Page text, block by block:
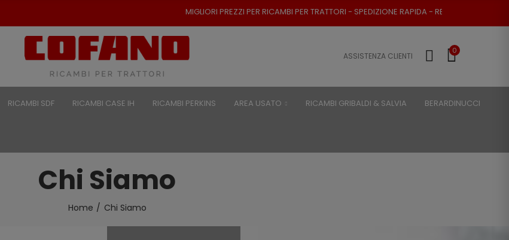
MIGLIORI PREZZI PER RICAMBI PER TRATTORI - SPEDIZIONE RAPIDA - RESO POSSIBILE
ASSISTENZA CLIENTI
0
RICAMBI SDF RICAMBI CASE IH RICAMBI PERKINS AREA USATO RICAMBI GRIBALDI & SALVIA BERARDINUCCI
Chi Siamo
Home Chi Siamo